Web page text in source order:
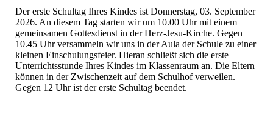
Der erste Schultag Ihres Kindes ist Donnerstag, 03. September
2026. An diesem Tag starten wir um 10.00 Uhr mit einem
gemeinsamen Gottesdienst in der Herz-Jesu-Kirche. Gegen
10.45 Uhr versammeln wir uns in der Aula der Schule zu einer
kleinen Einschulungsfeier. Hieran schließt sich die erste
Unterrichtsstunde Ihres Kindes im Klassenraum an. Die Eltern
können in der Zwischenzeit auf dem Schulhof verweilen.
Gegen 12 Uhr ist der erste Schultag beendet.